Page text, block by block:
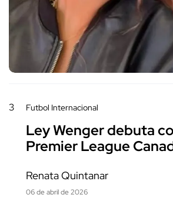
3 Futbol Internacional
Ley Wenger debuta
Premier League
Renata Quintanar
06 de abril de 2026